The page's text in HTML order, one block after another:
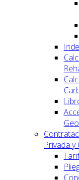
Privada